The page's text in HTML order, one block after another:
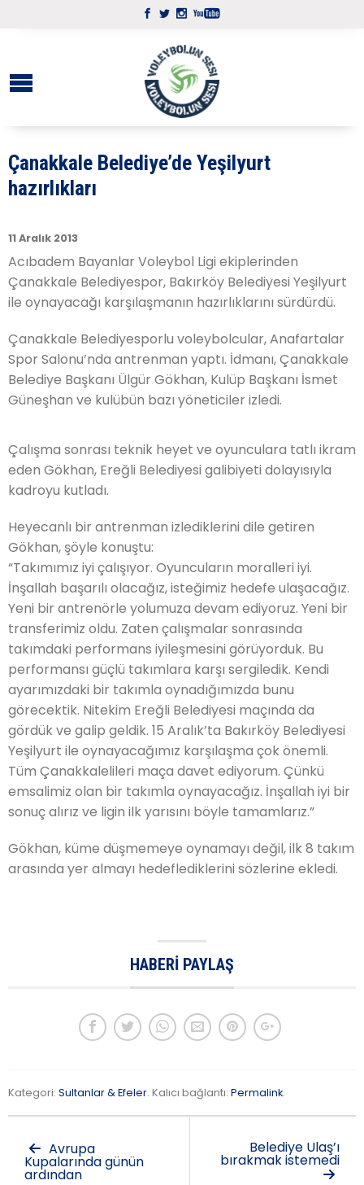
Çanakkale Belediye’de Yeşilyurt
hazırlıkları
11 Aralık 2013
Acıbadem Bayanlar Voleybol Ligi ekiplerinden
Çanakkale Belediyespor, Bakırköy Belediyesi Yeşilyurt
ile oynayacağı karşılaşmanın hazırlıklarını sürdürdü.
Çanakkale Belediyesporlu voleybolcular, Anafartalar
Spor Salonu’nda antrenman yaptı. İdmanı, Çanakkale
Belediye Başkanı Ülgür Gökhan, Kulüp Başkanı İsmet
Güneşhan ve kulübün bazı yöneticiler izledi.
Çalışma sonrası teknik heyet ve oyunculara tatlı ikram
eden Gökhan, Ereğli Belediyesi galibiyeti dolayısıyla
kadroyu kutladı.
Heyecanlı bir antrenman izlediklerini dile getiren
Gökhan, şöyle konuştu:
“Takımımız iyi çalışıyor. Oyuncuların moralleri iyi.
İnşallah başarılı olacağız, isteğimiz hedefe ulaşacağız.
Yeni bir antrenörle yolumuza devam ediyoruz. Yeni bir
transferimiz oldu. Zaten çalışmalar sonrasında
takımdaki performans iyileşmesini görüyorduk. Bu
performansı güçlü takımlara karşı sergiledik. Kendi
ayarımızdaki bir takımla oynadığımızda bunu
görecektik. Nitekim Ereğli Belediyesi maçında da
gördük ve galip geldik. 15 Aralık’ta Bakırköy Belediyesi
Yeşilyurt ile oynayacağımız karşılaşma çok önemli.
Tüm Çanakkalelileri maça davet ediyorum. Çünkü
emsalimiz olan bir takımla oynayacağız. İnşallah iyi bir
sonuç alırız ve ligin ilk yarısını böyle tamamlarız.”
Gökhan, küme düşmemeye oynamayı değil, ilk 8 takım
arasında yer almayı hedeflediklerini sözlerine ekledi.
HABERI PAYLAŞ
Kategori: Sultanlar & Efeler. Kalıcı bağlantı: Permalink.
Avrupa
Kupalarında günün
ardından
Belediye Ulaş’ı
bırakmak istemedi